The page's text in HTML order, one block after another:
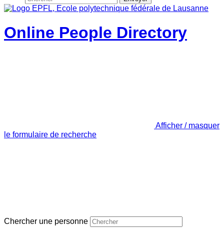
Online People Directory
Afficher / masquer
le formulaire de recherche
Chercher une personne